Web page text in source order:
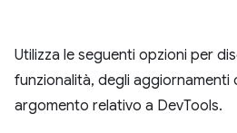
Utilizza le seguenti opzioni per
funzionalità, degli aggiornamenti
argomento relativo a DevTools.